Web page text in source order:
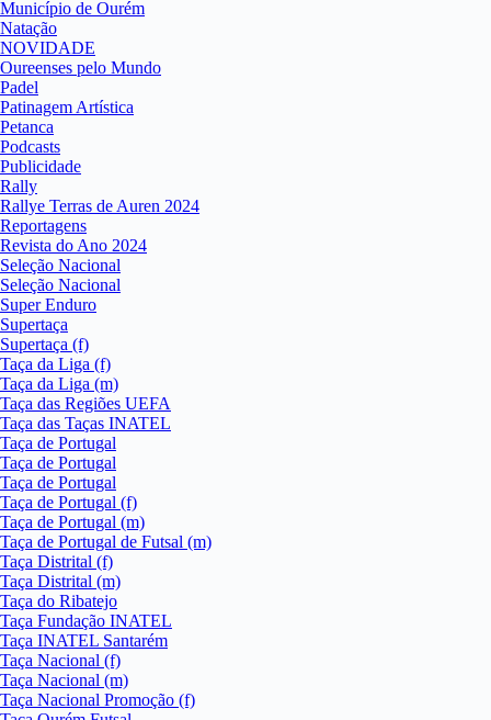
Município de Ourém
Natação
NOVIDADE
Oureenses pelo Mundo
Padel
Patinagem Artística
Petanca
Podcasts
Publicidade
Rally
Rallye Terras de Auren 2024
Reportagens
Revista do Ano 2024
Seleção Nacional
Seleção Nacional
Super Enduro
Supertaça
Supertaça (f)
Taça da Liga (f)
Taça da Liga (m)
Taça das Regiões UEFA
Taça das Taças INATEL
Taça de Portugal
Taça de Portugal
Taça de Portugal
Taça de Portugal (f)
Taça de Portugal (m)
Taça de Portugal de Futsal (m)
Taça Distrital (f)
Taça Distrital (m)
Taça do Ribatejo
Taça Fundação INATEL
Taça INATEL Santarém
Taça Nacional (f)
Taça Nacional (m)
Taça Nacional Promoção (f)